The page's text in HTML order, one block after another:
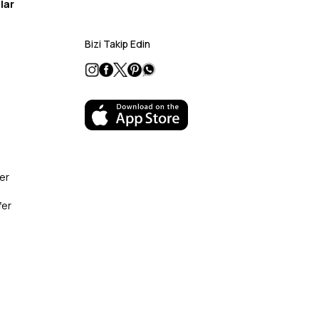
Bizi Takip Edin